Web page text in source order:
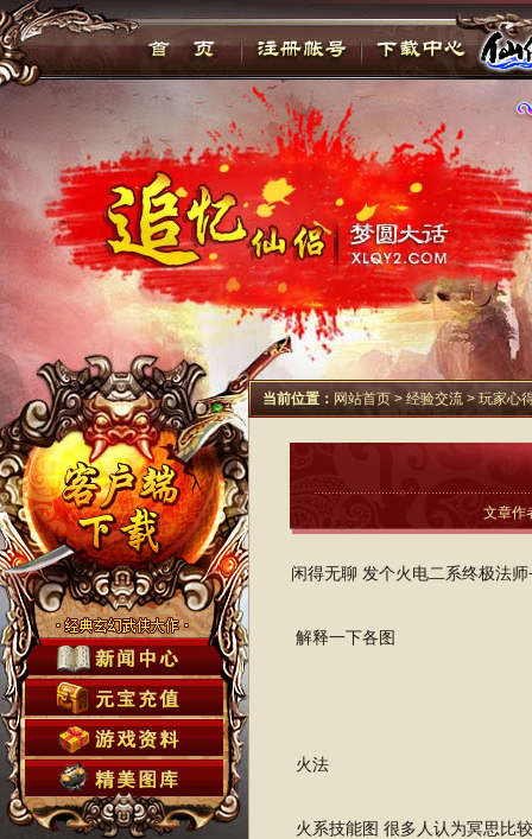
当前位置： 网站首页> 经验交流 > 玩家心
文章
闲得无聊 发个火电二系终极法
解释一下各图
火法
火系技能图 很多人认为冥思比